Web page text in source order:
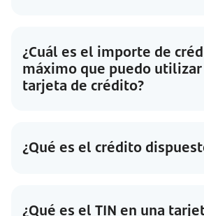
¿Cuál es el importe de
máximo que puedo
tarjeta de crédito?
¿Qué es el crédito
¿Qué es el TIN en una